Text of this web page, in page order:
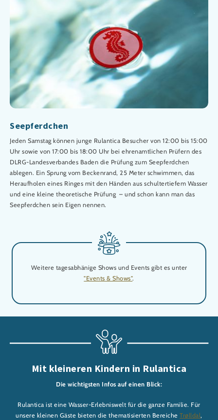
Seepferdchen
Jeden Samstag können junge Rulantica Besucher von 12:00 bis 15:00
Uhr sowie von 17:00 bis 18:00 Uhr bei ehrenamtlichen Prüfern des
DLRG-Landesverbandes Baden die Prüfung zum Seepferdchen
ablegen. Ein Sprung vom Beckenrand, 25 Meter schwimmen, das
Heraufholen eines Ringes mit den Händen aus schultertiefem Wasser
und eine kleine theoretische Prüfung – und schon kann man das
Seepferdchen sein Eigen nennen.
Weitere tagesabhänige Shows und Events gibt es unter
"Events & Shows".
Mit kleineren Kindern in Rulantica
Die wichtigsten Infos auf einen Blick:
Rulantica ist eine Wasser-Erlebniswelt für die ganze Familie. Für
unsere kleinen Gäste bieten die thematisierten BereicheTrølldal,